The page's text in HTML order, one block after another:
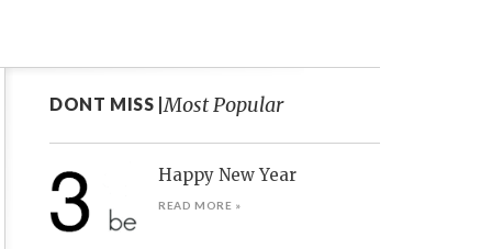
DONT MISS |Most Popular
Happy New Year
READ MORE »